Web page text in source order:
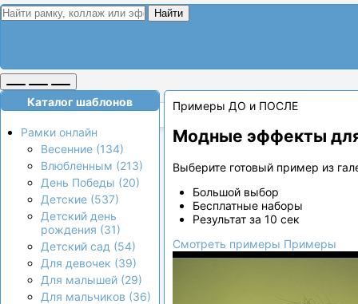
Найти
Каталог шаблонов
Рамки онлайн
Весенние (134)
Влюбленным (213)
День Победы (20)
Детские (537)
Детский день
рождения (31)
Детский сад (54)
Для девочек (39)
Для малышей (29)
Для мальчиков (36)
Примеры ДО и ПОСЛЕ
Модные эффекты
Выберите готовый пример из
Большой выбор
Бесплатные наборы
Результат за 10 сек
Смотреть примеры Примеры